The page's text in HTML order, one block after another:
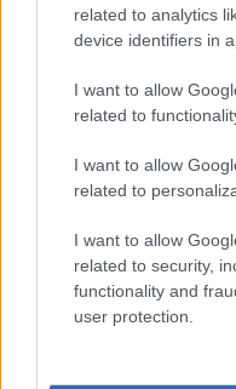
related to analytics
device identifiers in
I want to allow
related to
I want to allow
related to
I want to allow
related to security,
functionality and
user protection.
SZEMBE